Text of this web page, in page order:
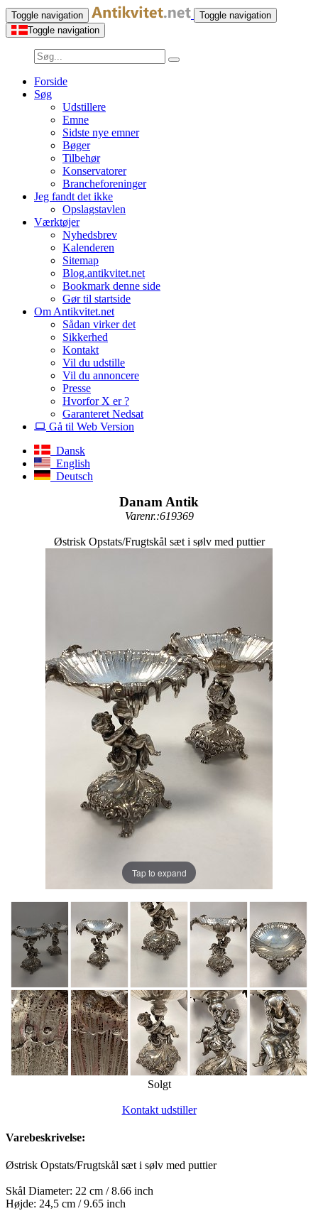
Toggle navigation
Toggle navigation
Toggle navigation
Forside
Søg
Udstillere
Emne
Sidste nye emner
Bøger
Tilbehør
Konservatorer
Brancheforeninger
Jeg fandt det ikke
Opslagstavlen
Værktøjer
Nyhedsbrev
Kalenderen
Sitemap
Blog.antikvitet.net
Bookmark denne side
Gør til startside
Om Antikvitet.net
Sådan virker det
Sikkerhed
Kontakt
Vil du udstille
Vil du annoncere
Presse
Hvorfor X er ?
Garanteret Nedsat
Gå til Web Version
Dansk
English
Deutsch
Danam Antik
Varenr.:619369
Østrisk Opstats/Frugtskål sæt i sølv med puttier
Tap to expand
Solgt
Kontakt udstiller
Varebeskrivelse:
Østrisk Opstats/Frugtskål sæt i sølv med puttier
Skål Diameter: 22 cm / 8.66 inch
Højde: 24,5 cm / 9.65 inch